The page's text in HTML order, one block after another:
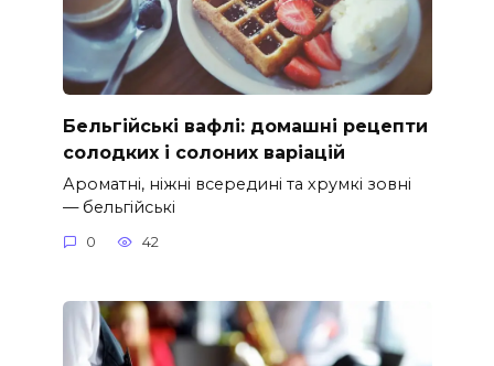
Бельгійські вафлі: домашні рецепти
солодких і солоних варіацій
Ароматні, ніжні всередині та хрумкі зовні
— бельгійські
0 42